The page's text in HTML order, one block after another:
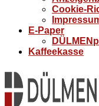
Cookie-
E-Paper
Kaffeekasse